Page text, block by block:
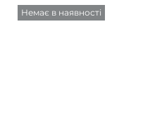
Немає в наявності